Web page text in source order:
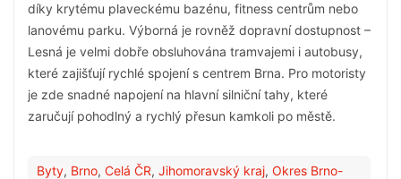
díky krytému plaveckému bazénu, fitness centrům nebo
lanovému parku. Výborná je rovněž dopravní dostupnost –
Lesná je velmi dobře obsluhována tramvajemi i autobusy,
které zajišťují rychlé spojení s centrem Brna. Pro motoristy
je zde snadné napojení na hlavní silniční tahy, které
zaručují pohodlný a rychlý přesun kamkoli po městě.
Byty, Brno, Celá ČR, Jihomoravský kraj, Okres Brno-